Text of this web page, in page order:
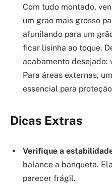
Com tudo montado,
um grão mais grosso
afunilando para um
ficar lisinha ao toque.
acabamento desejado:
Para áreas externas,
essencial para
Dicas Extras
Verifique a
balance a banqueta.
parecer frágil.